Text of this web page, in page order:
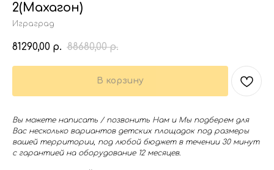
2(Махагон)
Играград
81290,00 р. 88680,00 р.
В корзину
Вы можете написать / позвонить Нам и Мы подберем для
Вас несколько вариантов детских площадок под размеры
вашей территории, под любой бюджет в течении 30 минут
с гарантией на оборудование 12 месяцев.